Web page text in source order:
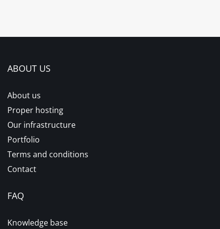
ABOUT US
About us
Proper hosting
Our infrastructure
Portfolio
Terms and conditions
Contact
FAQ
Knowledge base